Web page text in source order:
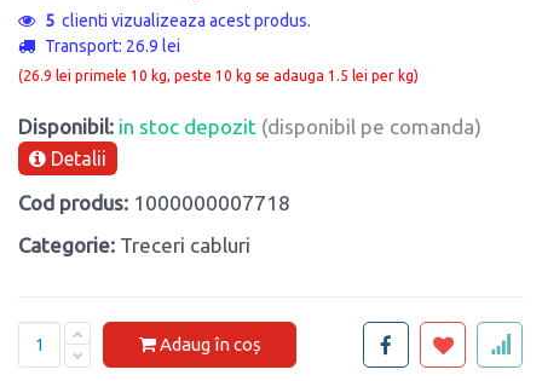
5 clienti vizualizeaza acest produs.
Transport: 26.9 lei
(26.9 lei primele 10 kg, peste 10 kg se adauga 1.5 lei per kg)
Disponibil: in stoc depozit (disponibil pe comanda)
Detalii
Cod produs: 1000000007718
Categorie: Treceri cabluri
Adaug în coș